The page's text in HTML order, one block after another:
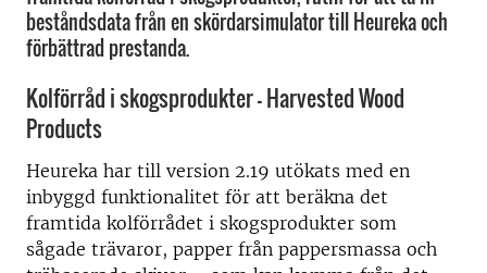
beståndsdata från en skördarsimulator till Heureka och
förbättrad prestanda.
Kolförråd i skogsprodukter – Harvested Wood
Products
Heureka har till version 2.19 utökats med en
inbyggd funktionalitet för att beräkna det
framtida kolförrådet i skogsprodukter som
sågade trävaror, papper från pappersmassa och